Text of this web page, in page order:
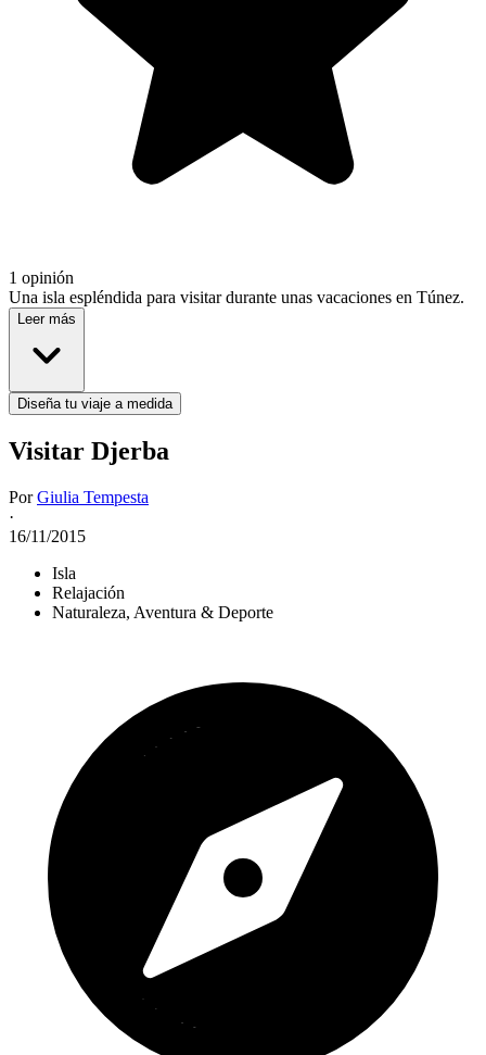
1 opinión
Una isla espléndida para visitar durante unas vacaciones en Túnez.
Leer más
Diseña tu viaje a medida
Visitar Djerba
PorGiulia Tempesta
·
16/11/2015
Isla
Relajación
Naturaleza, Aventura & Deporte